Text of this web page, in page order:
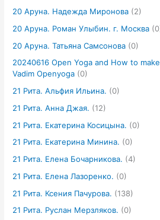
20 Аруна. Надежда Миронова (2)
20 Аруна. Роман Улыбин. г. Москва
20 Аруна. Татьяна Самсонова (0)
20240616 Open Yoga and How to
Vadim Openyoga (0)
21 Рита. Альфия Ильина. (0)
21 Рита. Анна Джая. (12)
21 Рита. Екатерина Косицына. (0)
21 Рита. Екатерина Минина. (0)
21 Рита. Елена Бочарникова. (4)
21 Рита. Елена Лазоренко. (0)
21 Рита. Ксения Пачурова. (138)
21 Рита. Руслан Мерзляков. (0)